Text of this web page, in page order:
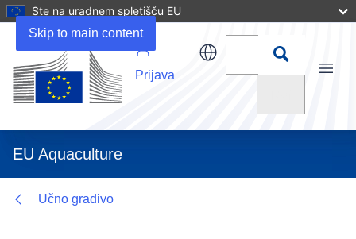
Skip to main content
Ste na uradnem spletišču EU
Prijava
EU Aquaculture
Menu
Učno gradivo
Related URLs